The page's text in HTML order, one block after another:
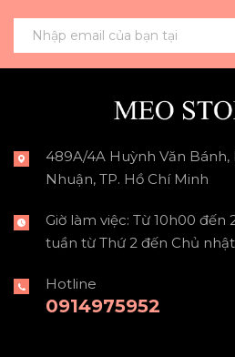
489A/4A Huỳnh Văn Bánh,
Nhuận, TP. Hồ Chí Minh
Giờ làm việc: Từ 10h00
tuần từ Thứ 2 đến Chủ nhật
Hotline
0914975952